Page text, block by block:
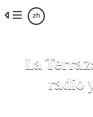
to
zh
La
radio